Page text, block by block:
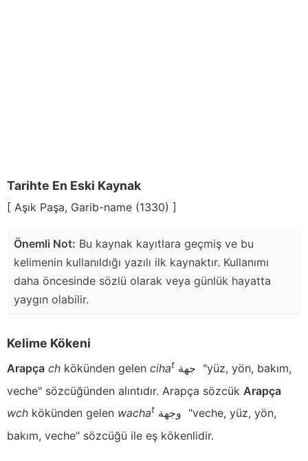
Tarihte En Eski Kaynak
[ Aşık Paşa, Garib-name (1330) ]
Önemli Not: Bu kaynak kayıtlara geçmiş ve bu
kelimenin kullanıldığı yazılı ilk kaynaktır. Kullanımı
daha öncesinde sözlü olarak veya günlük hayatta
yaygın olabilir.
Kelime Kökeni
Arapça ch kökünden gelen cihat
"yüz, yön, bakım,
veche" sözcüğünden alıntıdır. Arapça sözcük Arapça
wch kökünden gelen wachat
"veche, yüz, yön,
bakım, veche" sözcüğü ile eş kökenlidir.